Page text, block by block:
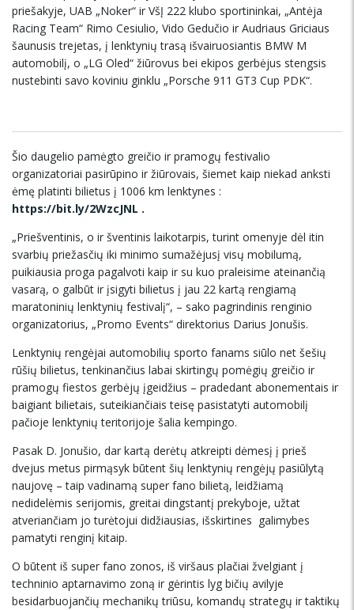
priešakyje, UAB „Noker“ ir VšĮ 222 klubo sportininkai, „Antėja
Racing Team“ Rimo Cesiulio, Vido Gedučio ir Audriaus Griciaus
šaunusis trejetas, į lenktynių trasą išvairuosiantis BMW M
automobilį, o „LG Oled“ žiūrovus bei ekipos gerbėjus stengsis
nustebinti savo koviniu ginklu „Porsche 911 GT3 Cup PDK“.
Šio daugelio pamėgto greičio ir pramogų festivalio
organizatoriai pasirūpino ir žiūrovais, šiemet kaip niekad anksti
ėmę platinti bilietus į 1006 km lenktynes :
https://bit.ly/2WzcJNL .
„Priešventinis, o ir šventinis laikotarpis, turint omenyje dėl itin
svarbių priežasčių iki minimo sumažėjusį visų mobilumą,
puikiausia proga pagalvoti kaip ir su kuo praleisime ateinančią
vasarą, o galbūt ir įsigyti bilietus į jau 22 kartą rengiamą
maratoninių lenktynių festivalį“, – sako pagrindinis renginio
organizatorius, „Promo Events“ direktorius Darius Jonušis.
Lenktynių rengėjai automobilių sporto fanams siūlo net šešių
rūšių bilietus, tenkinančius labai skirtingų pomėgių greičio ir
pramogų fiestos gerbėjų įgeidžius – pradedant abonementais ir
baigiant bilietais, suteikiančiais teisę pasistatyti automobilį
pačioje lenktynių teritorijoje šalia kempingo.
Pasak D. Jonušio, dar kartą derėtų atkreipti dėmesį į prieš
dvejus metus pirmąsyk būtent šių lenktynių rengėjų pasiūlytą
naujovę – taip vadinamą super fano bilietą, leidžiamą
nedidelėmis serijomis, greitai dingstantį prekyboje, užtat
atveriančiam jo turėtojui didžiausias, išskirtines galimybes
pamatyti renginį kitaip.
O būtent iš super fano zonos, iš viršaus plačiai žvelgiant į
techninio aptarnavimo zoną ir gėrintis lyg bičių avilyje
besidarbuojančių mechanikų triūsu, komandų strategų ir taktikų